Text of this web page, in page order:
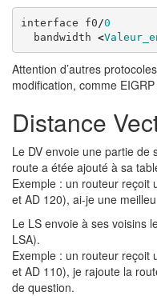
interface f0 /0
bandwidth <
Attention d’autres
modification, comme
Distance
Le DV envoie une partie de
route a étée ajouté à sa
Exemple : un routeur reçoit
et AD 120), ai-je une
Le LS envoie à ses voisins
LSA).
Exemple : un routeur reçoit
et AD 110), je rajoute la
de question.